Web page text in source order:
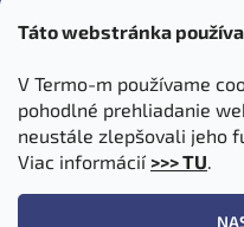
Táto webstránka
V Termo-m používame
pohodlné prehliadanie
neustále zlepšovali jeho
Viac informácií >>> TU.